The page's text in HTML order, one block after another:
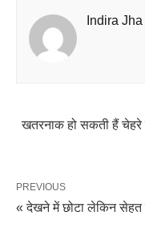
Indira Jha
खतरनाक हो सकती हैं
PREVIOUS
« देखने में छोटा लेकिन सेहत